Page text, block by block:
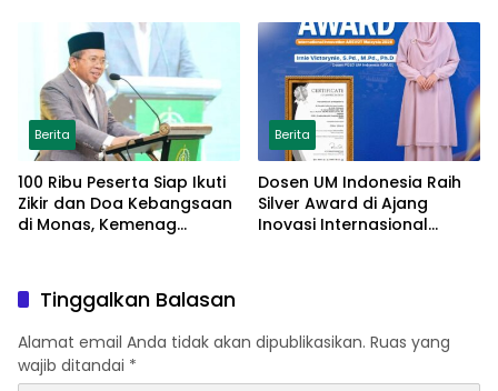
Pendidikan
Berita
100 Ribu Peserta Siap Ikuti
Zikir dan Doa Kebangsaan
di Monas, Kemenag
Berita
Dosen UM Indonesia Raih
Silver Award di Ajang
Inovasi Internasional
Tinggalkan Balasan
Alamat email Anda tidak akan dipublikasikan. Ruas yang
wajib ditandai *